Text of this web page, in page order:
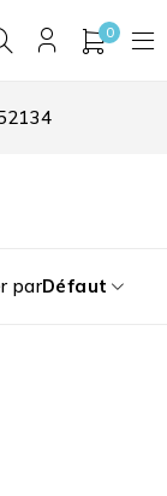
0
parDéfaut